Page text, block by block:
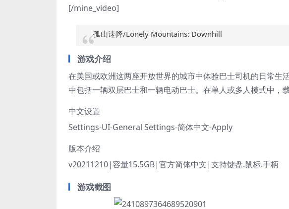
[/mine_video]
孤山速降/Lonely Mountains: Downhill
游戏介绍
在美国或欧洲这两座开放世界的城市中体验巴士司机的日常生
中包括一辆双层巴士和一辆电动巴士。在单人或多人模式中，
中文设置
Settings-UI-General Settings-简体中文-Apply
版本介绍
v20211210|容量15.5GB|官方简体中文|支持键盘.鼠标.手柄
游戏截图